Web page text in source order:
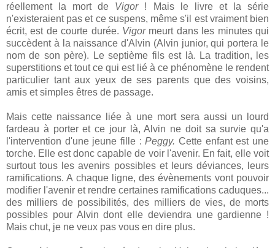
réellement la mort de Vigor! Mais le livre et la série
n'existeraient pas et ce suspens, même s'il est vraiment bien
écrit, est de courte durée. Vigormeurt dans les minutes qui
succèdent à la naissance d'Alvin (Alvin junior, qui portera le
nom de son père). Le septième fils est là. La tradition, les
superstitions et tout ce qui est lié à ce phénomène le rendent
particulier tant aux yeux de ses parents que des voisins,
amis et simples êtres de passage.
Mais cette naissance liée à une mort sera aussi un lourd
fardeau à porter et ce jour là, Alvin ne doit sa survie qu'a
l'intervention d'une jeune fille :Peggy. Cette enfant est une
torche. Elle est donc capable de voir l'avenir. En fait, elle voit
surtout tous les avenirs possibles et leurs déviances, leurs
ramifications. A chaque ligne, des évènements vont pouvoir
modifier l'avenir et rendre certaines ramifications caduques...
des milliers de possibilités, des milliers de vies, de morts
possibles pour Alvin dont elle deviendra une gardienne !
Mais chut, je ne veux pas vous en dire plus.